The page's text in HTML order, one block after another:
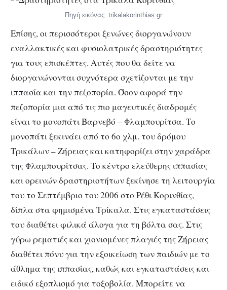
Πηγή εικόνας: trikalakorinthias.gr
Επίσης, οι περισσότεροι ξενώνες διοργανώνουν
εναλλακτικές και φυσιολατρικές δραστηριότητες
για τους επισκέπτες. Αυτές που θα δείτε να
διοργανώνονται συχνότερα σχετίζονται με την
ιππασία και την πεζοπορία. Όσον αφορά την
πεζοπορία μια από τις πιο μαγευτικές διαδρομές
είναι το μονοπάτι Βαρνεβό – Φλαμπουρίτσα. Το
μονοπάτι ξεκινάει από το 6ο χλμ. του δρόμου
Τρικάλων – Ζήρειας και κατηφορίζει στην χαράδρα
της Φλαμπουρίτσας. Το κέντρο ελεύθερης ιππασίας
και ορεινών δραστηριοτήτων ξεκίνησε τη λειτουργία
του το Σεπτέμβριο του 2006 στο Ρέθι Κορινθίας,
δίπλα στα φημισμένα Τρίκαλα. Στις εγκαταστάσεις
του διαθέτει φιλικά άλογα για τη βόλτα σας. Στις
γύρω ρεματιές και χιονισμένες πλαγιές της Ζήρειας
διαθέτει πόνυ για την εξοικείωση των παιδιών με το
άθλημα της ιππασίας, καθώς και εγκαταστάσεις και
ειδικό εξοπλισμό για τοξοβολία. Μπορείτε να